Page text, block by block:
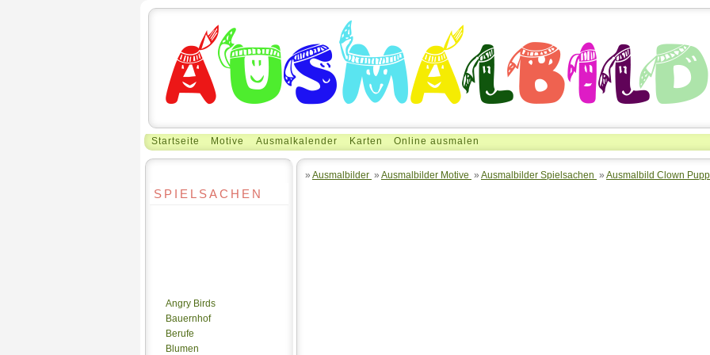
Startseite Motive Ausmalkalender Karten Online ausmalen
SPIELSACHEN
Angry Birds
Bauernhof
Berufe
Blumen
» Ausmalbilder » Ausmalbilder Motive » Ausmalbilder Spielsachen » Ausmalbild Clown